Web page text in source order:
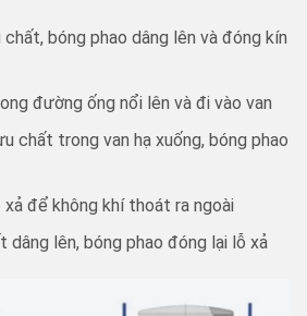
bóng phao dâng lên và đóng kín
đường ống nổi lên và đi vào van
chất trong van hạ xuống, bóng phao
để không khí thoát ra ngoài
dâng lên, bóng phao đóng lại lỗ xả